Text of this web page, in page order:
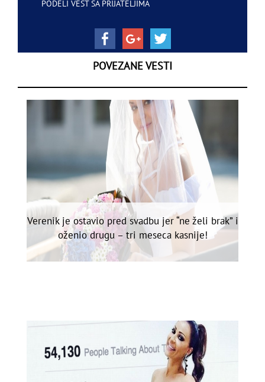
PODELI VEST SA PRIJATELJIMA
POVEZANE VESTI
Verenik je ostavio pred svadbu jer “ne želi brak” i
oženio drugu – tri meseca kasnije!